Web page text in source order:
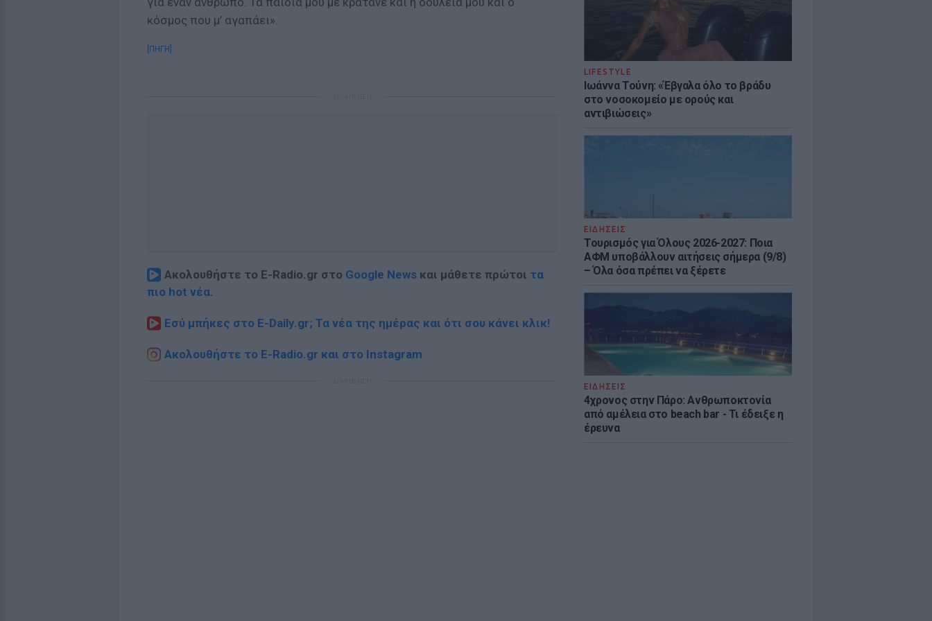
LIFESTYLE
Ιωάννα Τούνη: «Έβγαλα όλο το βράδυ
στο νοσοκομείο με ορούς και
αντιβιώσεις»
ΕΙΔΗΣΕΙΣ
Τουρισμός για Όλους 2026-2027: Ποια
ΑΦΜ υποβάλλουν αιτήσεις σήμερα (9/8)
– Όλα όσα πρέπει να ξέρετε
ΕΙΔΗΣΕΙΣ
4χρονος στην Πάρο: Ανθρωποκτονία
από αμέλεια στο beach bar - Τι έδειξε η
έρευνα
κόσμος που μ’ αγαπάει».
[ΠΗΓΗ]
Ακολουθήστε το E-Radio.gr στο Google News και μάθετε πρώτοι τα
πιο hot νέα.
Εσύ μπήκες στο E-Daily.gr; Τα νέα της ημέρας και ότι σου κάνει κλικ!
Ακολουθήστε το E-Radio.gr και στο Instagram